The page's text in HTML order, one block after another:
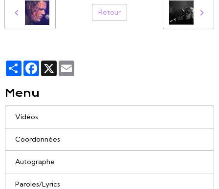
Retour
PartagerFacebook
X
Menu
Vidéos
Coordonnées
Autographe
Paroles/Lyrics